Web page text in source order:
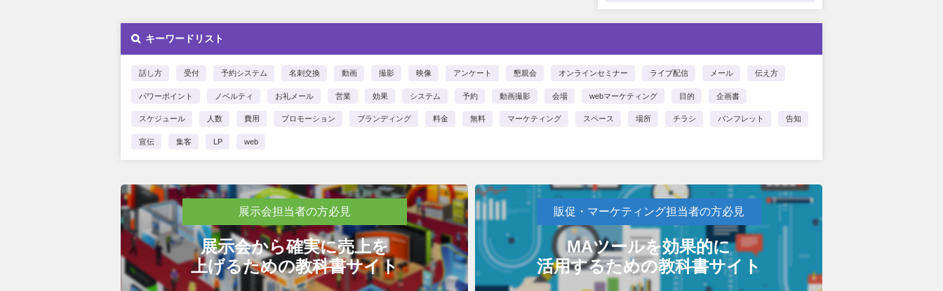
キーワードリスト
話し方 受付 予約システム 名刺交換 動画 撮影 映像 アンケート 懇親会 オンラインセミナー ライブ配信 メール 伝え方
パワーポイント ノベルティ お礼メール 営業 効果 システム 予約 動画撮影 会場 webマーケティング 目的 企画書
スケジュール 人数 費用 プロモーション ブランディング 料金 無料 マーケティング スペース 場所 チラシ パンフレット 告知
宣伝 集客 LP web
展示会担当者の方必見
展示会から確実に売上を
上げるための教科書サイト
販促・マーケティング担当者の方必見
MAツールを効果的に
活用するための教科書サイト